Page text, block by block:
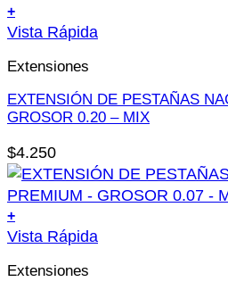
+
Este
tiene
múltiples
variantes.
opciones
se
pueden
elegir
en
la
Vista Rápida
Extensiones
EXTENSIÓN DE PESTAÑAS
GROSOR 0.20 – MIX
$4.250
+
Este
tiene
Vista Rápida
Extensiones